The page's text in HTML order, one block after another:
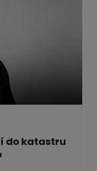
do katastru